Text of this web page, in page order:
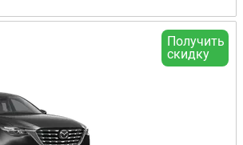
Получить
скидку